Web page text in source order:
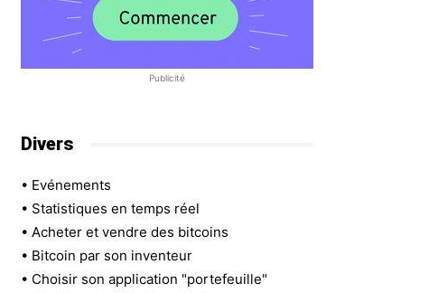
Publicité
Divers
• Evénements
• Statistiques en temps réel
• Acheter et vendre des bitcoins
• Bitcoin par son inventeur
• Choisir son application "portefeuille"